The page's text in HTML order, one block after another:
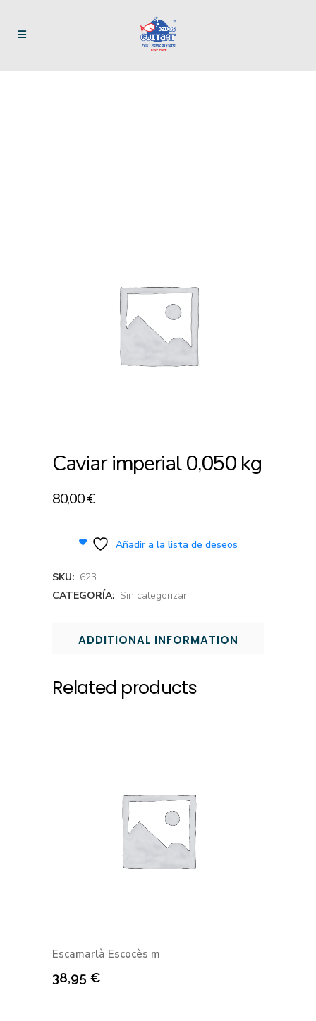
Caviar imperial 0,050 kg
80,00€
Añadir a la lista de deseos
SKU: 623
CATEGORÍA: Sin categorizar
ADDITIONAL INFORMATION
Related products
Escamarlà Escocès m
38,95 €